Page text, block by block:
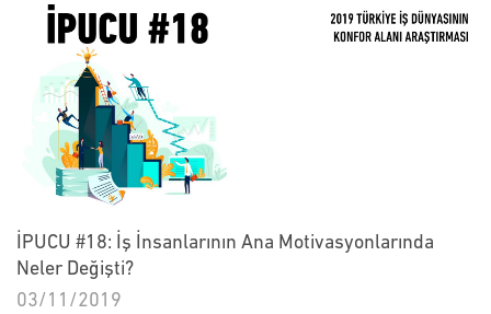
İPUCU #18: İş İnsanlarının Ana Motivasyonlarında
Neler Değişti?
03/11/2019